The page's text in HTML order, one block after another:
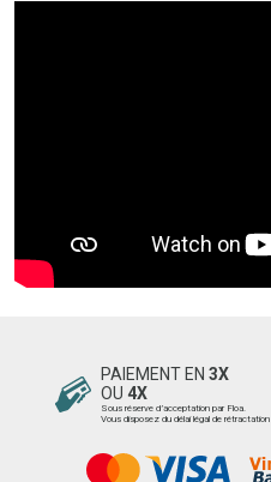
PAIEMENT EN 3X
OU 4X
Sous réserve d’acceptation par Floa.
Vous disposez du délai légal de rétractation